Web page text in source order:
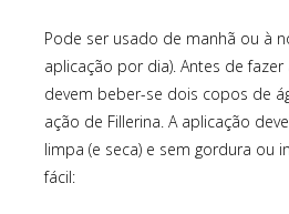
Pode ser usado de manhã ou à
aplicação por dia). Antes de
devem beber-se dois copos de
ação de Fillerina. A aplicação
limpa (e seca) e sem gordura ou
fácil: